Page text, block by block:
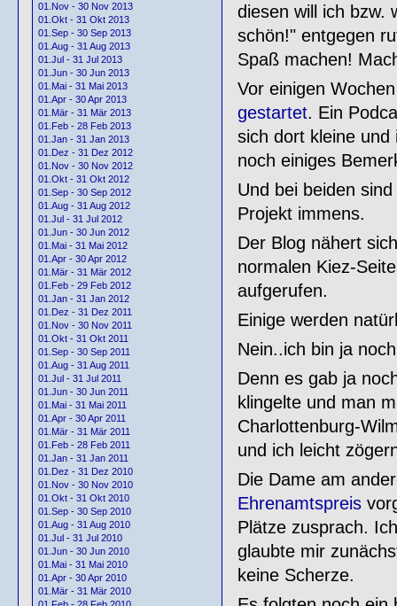
01.Nov - 30 Nov 2013
01.Okt - 31 Okt 2013
01.Sep - 30 Sep 2013
01.Aug - 31 Aug 2013
01.Jul - 31 Jul 2013
01.Jun - 30 Jun 2013
01.Mai - 31 Mai 2013
01.Apr - 30 Apr 2013
01.Mär - 31 Mär 2013
01.Feb - 28 Feb 2013
01.Jan - 31 Jan 2013
01.Dez - 31 Dez 2012
01.Nov - 30 Nov 2012
01.Okt - 31 Okt 2012
01.Sep - 30 Sep 2012
01.Aug - 31 Aug 2012
01.Jul - 31 Jul 2012
01.Jun - 30 Jun 2012
01.Mai - 31 Mai 2012
01.Apr - 30 Apr 2012
01.Mär - 31 Mär 2012
01.Feb - 29 Feb 2012
01.Jan - 31 Jan 2012
01.Dez - 31 Dez 2011
01.Nov - 30 Nov 2011
01.Okt - 31 Okt 2011
01.Sep - 30 Sep 2011
01.Aug - 31 Aug 2011
01.Jul - 31 Jul 2011
01.Jun - 30 Jun 2011
01.Mai - 31 Mai 2011
01.Apr - 30 Apr 2011
01.Mär - 31 Mär 2011
01.Feb - 28 Feb 2011
01.Jan - 31 Jan 2011
01.Dez - 31 Dez 2010
01.Nov - 30 Nov 2010
01.Okt - 31 Okt 2010
01.Sep - 30 Sep 2010
01.Aug - 31 Aug 2010
01.Jul - 31 Jul 2010
01.Jun - 30 Jun 2010
01.Mai - 31 Mai 2010
01.Apr - 30 Apr 2010
01.Mär - 31 Mär 2010
diesen will ich bzw.
schön!" entgegen
Spaß machen!
Vor einigen
gestartet. Ein
sich dort kleine
noch einiges
Und bei beiden
Projekt immens.
Der Blog nähert
normalen Kiez-
aufgerufen.
Einige werden
Nein..ich bin ja
Denn es gab ja
klingelte und man
Charlottenburg-
und ich leicht
Die Dame am
Ehrenamtspreis
Plätze zusprach.
glaubte mir
keine Scherze.